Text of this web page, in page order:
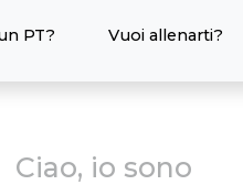
PT? Vuoi allenarti?
Ciao, io sono